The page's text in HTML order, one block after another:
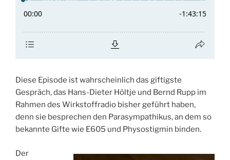
Diese Episode ist wahrscheinlich das giftigste
Gespräch, das Hans-Dieter Höltje und Bernd Rupp im
Rahmen des Wirkstoffradio bisher geführt haben,
denn sie besprechen den Parasympathikus, an dem so
bekannte Gifte wie E605 und Physostigmin binden.
Der